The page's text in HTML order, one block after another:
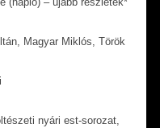
Magyar Miklós, Török
nyári est-sorozat,